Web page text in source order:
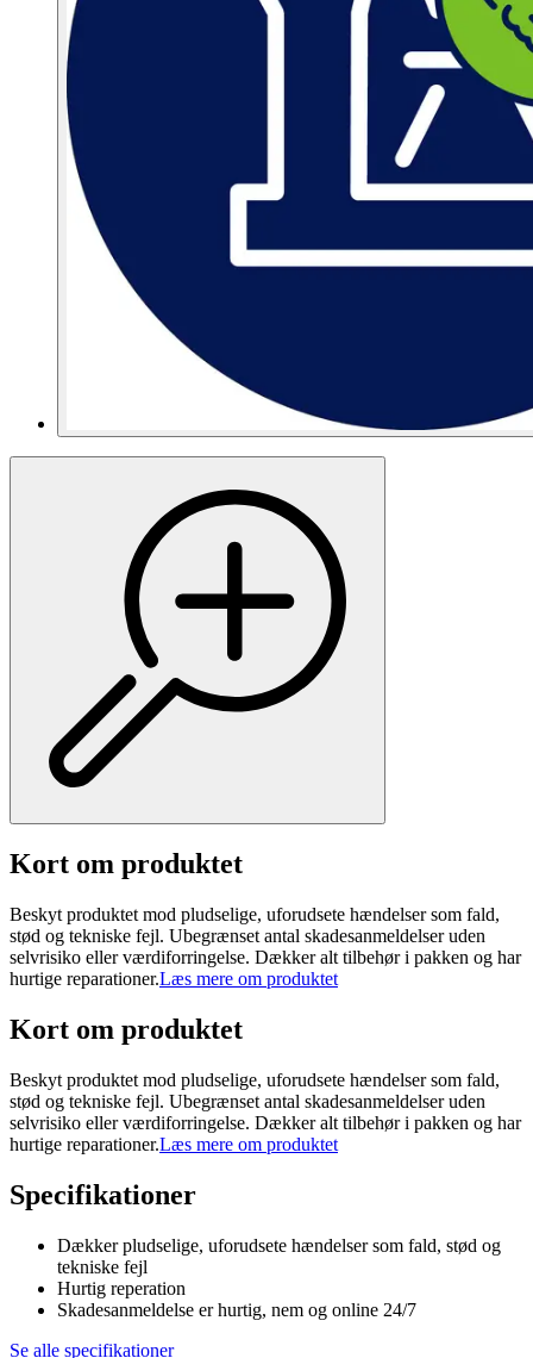
Kort om produktet
Beskyt produktet mod pludselige, uforudsete hændelser som fald,
stød og tekniske fejl. Ubegrænset antal skadesanmeldelser uden
selvrisiko eller værdiforringelse. Dækker alt tilbehør i pakken og har
hurtige reparationer.Læs mere om produktet
Kort om produktet
Beskyt produktet mod pludselige, uforudsete hændelser som fald,
stød og tekniske fejl. Ubegrænset antal skadesanmeldelser uden
selvrisiko eller værdiforringelse. Dækker alt tilbehør i pakken og har
hurtige reparationer.Læs mere om produktet
Specifikationer
Dækker pludselige, uforudsete hændelser som fald, stød og
tekniske fejl
Hurtig reperation
Skadesanmeldelse er hurtig, nem og online 24/7
Se alle specifikationer